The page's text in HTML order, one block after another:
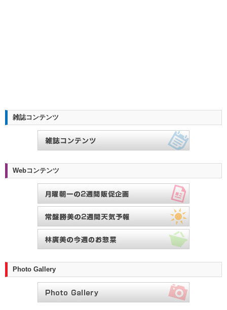
雑誌コンテンツ
Webコンテンツ
Photo Gallery